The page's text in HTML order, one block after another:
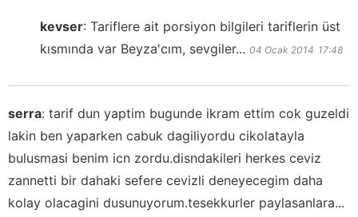
kevser: Tariflere ait porsiyon bilgileri tariflerin üst
kısmında var Beyza'cım, sevgiler... 04 Ocak 2014 17:48
serra: tarif dun yaptim bugunde ikram ettim cok guzeldi
lakin ben yaparken cabuk dagiliyordu cikolatayla
bulusmasi benim icn zordu.disndakileri herkes ceviz
zannetti bir dahaki sefere cevizli deneyecegim daha
kolay olacagini dusunuyorum.tesekkurler paylasanlara...